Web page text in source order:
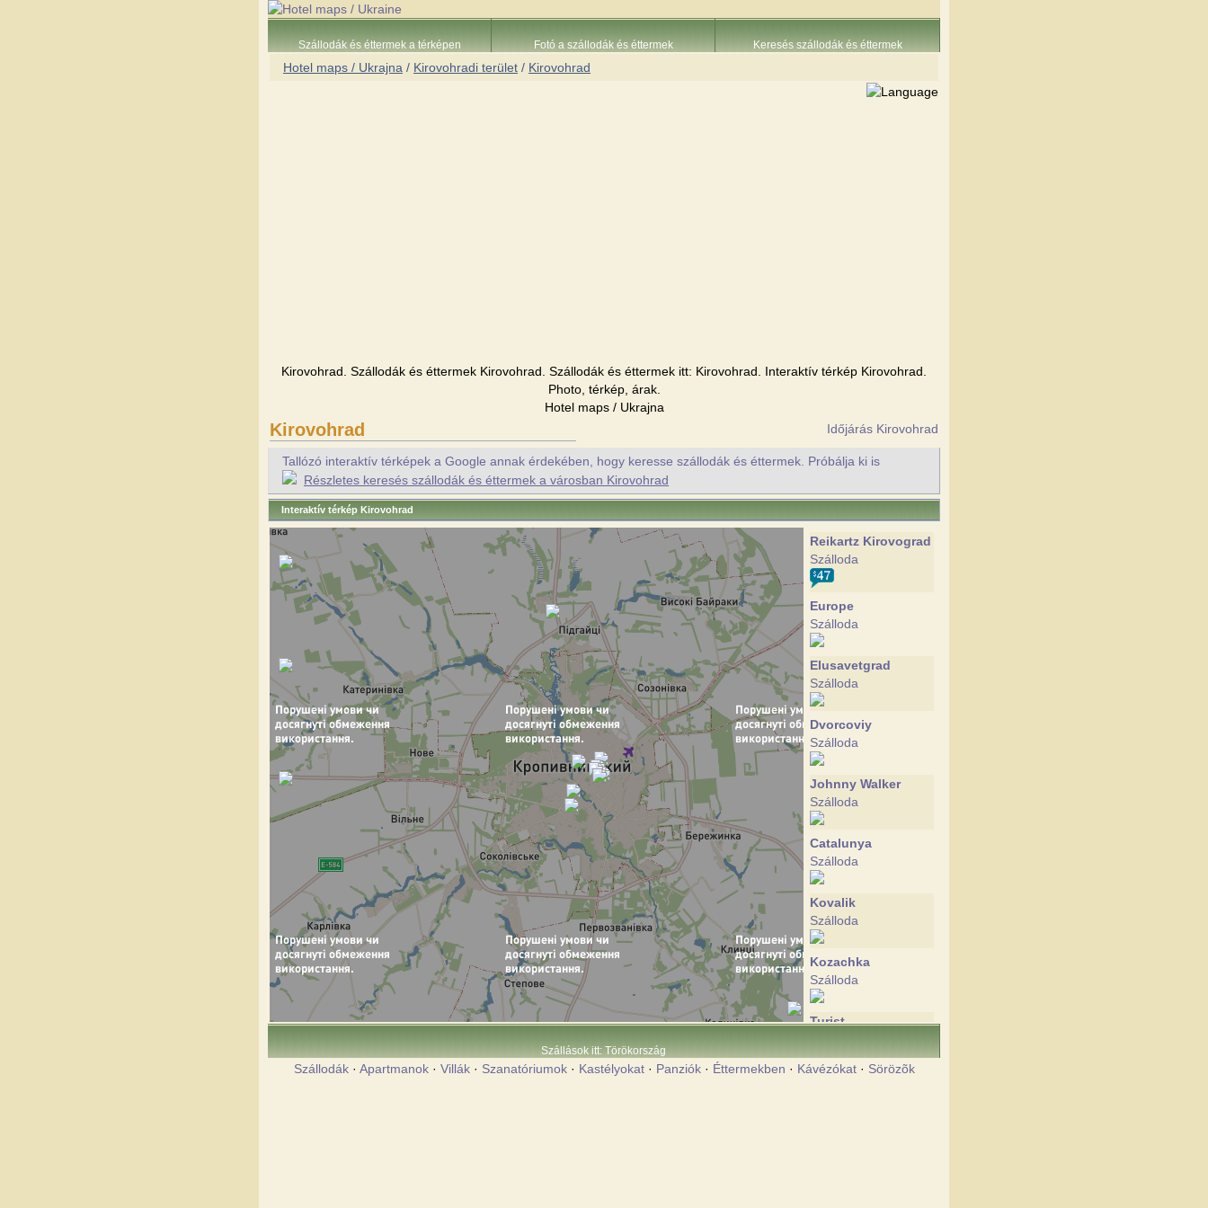
Szállodák és éttermek a térképen Fotó a szállodák és éttermek Keresés szállodák és éttermek
Hotel maps / Ukrajna / Kirovohradi terület / Kirovohrad
Kirovohrad. Szállodák és éttermek Kirovohrad. Szállodák és éttermek itt: Kirovohrad. Interaktív térkép Kirovohrad.
Photo, térkép, árak.
Hotel maps / Ukrajna
Kirovohrad Időjárás Kirovohrad
Tallózó interaktív térképek a Google annak érdekében, hogy keresse szállodák és éttermek. Próbálja ki is
Részletes keresés szállodák és éttermek a városban Kirovohrad
Interaktív térkép Kirovohrad
Reikartz Kirovograd
Szálloda
Europe
Szálloda
Elusavetgrad
Szálloda
Dvorcoviy
Szálloda
Johnny Walker
Szálloda
Catalunya
Szálloda
Kovalik
Szálloda
Kozachka
Szálloda
Turist
Szállások itt: Törökország
Szállodák· Apartmanok· Villák· Szanatóriumok· Kastélyokat· Panziók· Éttermekben · Kávézókat· Sörözõk